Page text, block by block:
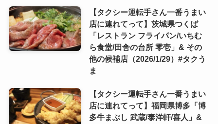
【タクシー運転手さん一番うまい
店に連れてって】茨城県つくば
「レストラン フライパン/いちむ
ら食堂/田舎の台所 零壱」& その
他の候補店（2026/1/29）#タクう
ま
【タクシー運転手さん一番うまい
店に連れてって】福岡県博多「博
多牛まぶし 武蔵/泰洋軒/喜人」&